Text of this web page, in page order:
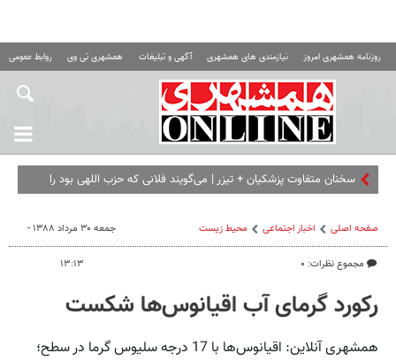
روزنامه همشهری امروز نیازمندی های همشهری آگهی و تبلیغات همشهری تی وی روابط عمومی
سخنان متفاوت پزشکیان + تیزر | می‌گویند فلانی که حزب اللهی بود را
صفحه اصلی اخبار اجتماعی محیط زیست
مجموع نظرات: ۰
جمعه ۳۰ مرداد ۱۳۸۸ -
۱۳:۱۳
رکورد گرمای آب اقیانوس‌ها شکست
همشهری آنلاین: اقیانوس‌ها با 17 درجه سلیوس گرما در سطح؛